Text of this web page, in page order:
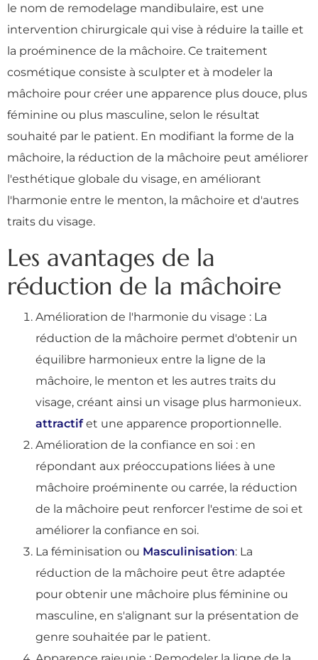
le nom de remodelage mandibulaire, est une
intervention chirurgicale qui vise à réduire la taille et
la proéminence de la mâchoire. Ce traitement
cosmétique consiste à sculpter et à modeler la
mâchoire pour créer une apparence plus douce, plus
féminine ou plus masculine, selon le résultat
souhaité par le patient. En modifiant la forme de la
mâchoire, la réduction de la mâchoire peut améliorer
l'esthétique globale du visage, en améliorant
l'harmonie entre le menton, la mâchoire et d'autres
traits du visage.
Les avantages de la
réduction de la mâchoire
Amélioration de l'harmonie du visage : La
réduction de la mâchoire permet d'obtenir un
équilibre harmonieux entre la ligne de la
mâchoire, le menton et les autres traits du
visage, créant ainsi un visage plus harmonieux.
attractifet une apparence proportionnelle.
Amélioration de la confiance en soi : en
répondant aux préoccupations liées à une
mâchoire proéminente ou carrée, la réduction
de la mâchoire peut renforcer l'estime de soi et
améliorer la confiance en soi.
La féminisation ou Masculinisation: La
réduction de la mâchoire peut être adaptée
pour obtenir une mâchoire plus féminine ou
masculine, en s'alignant sur la présentation de
genre souhaitée par le patient.